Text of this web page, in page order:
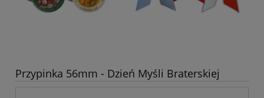
Przypinka 56mm - Dzień Myśli Braterskiej